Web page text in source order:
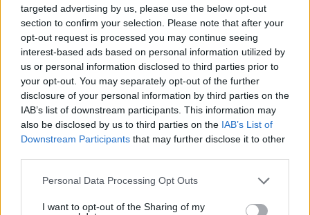
targeted advertising by us, please use the below opt-out
section to confirm your selection. Please note that after your
opt-out request is processed you may continue seeing
interest-based ads based on personal information utilized by
us or personal information disclosed to third parties prior to
your opt-out. You may separately opt-out of the further
disclosure of your personal information by third parties on the
IAB’s list of downstream participants. This information may
also be disclosed by us to third parties on the IAB’s List of
Downstream Participants that may further disclose it to other
Please note that this website/app uses one or more Google
not limited to your visit or usage behaviour. You may click to
Personal Data Processing Opt Outs
I want to opt-out of the Sharing of my
08.08.2026, 16:05